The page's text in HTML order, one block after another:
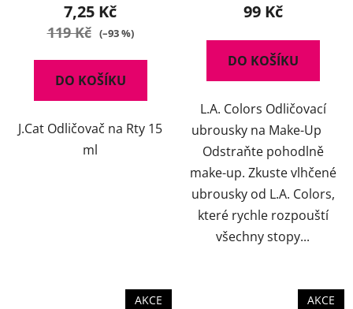
7,25 Kč
119 Kč (–93 %)
DO KOŠÍKU
J.Cat Odličovač na Rty 15
ml
99 Kč
DO KOŠÍKU
L.A. Colors Odličovací
ubrousky na Make-Up
Odstraňte pohodlně
make-up. Zkuste vlhčené
ubrousky od L.A. Colors,
které rychle rozpouští
všechny stopy...
AKCE AKCE